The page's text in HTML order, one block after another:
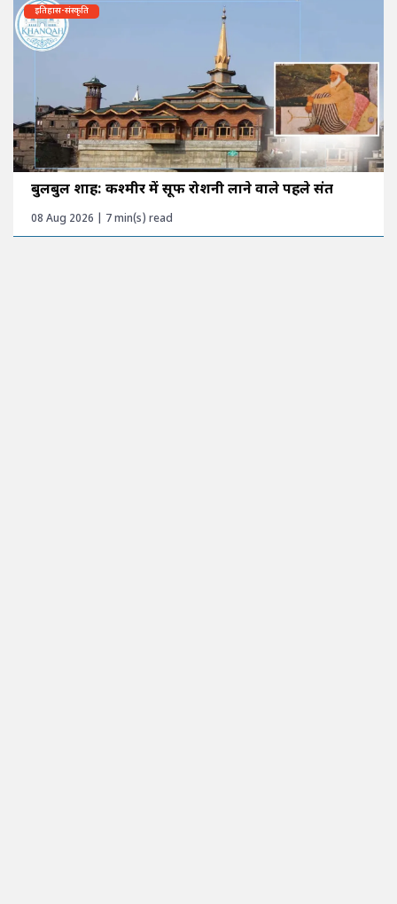
इतिहास-संस्कृति
बुलबुल शाह: कश्मीर में सूफी रोशनी लाने वाले पहले संत
08 Aug 2026 | 7 min(s) read